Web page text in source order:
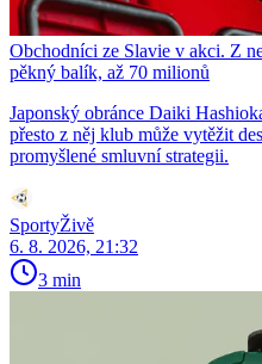
Obchodníci ze Slavie v akci. Z
pěkný balík, až 70 milionů
Japonský obránce Daiki
přesto z něj klub může vytěžit
promyšlené smluvní strategii.
SportyŽivě
6. 8. 2026, 21:32
3 min